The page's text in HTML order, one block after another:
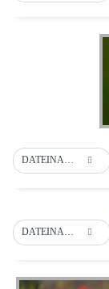
DATEINAME
DATEINAME